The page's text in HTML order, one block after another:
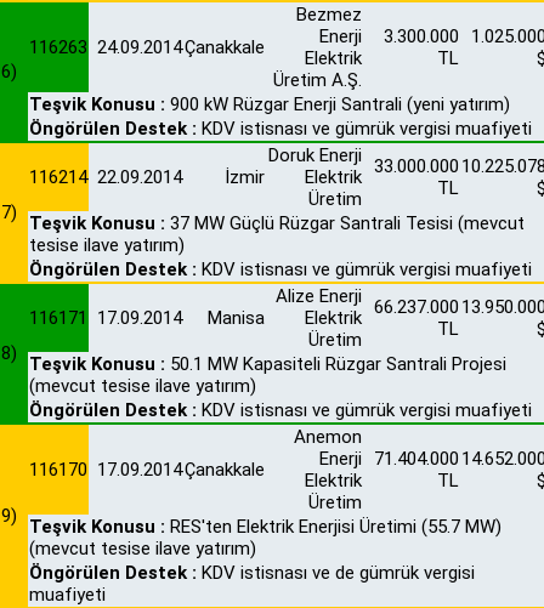
6)
116263 24.09.2014Çanakkale
Bezmez
Enerji
Elektrik
Üretim A.Ş.
3.300.000
TL
Teşvik Konusu : 900 kW Rüzgar Enerji Santrali (yeni yatırım)
Öngörülen Destek : KDV istisnası ve gümrük vergisi muafiyeti
7)
116214 22.09.2014 İzmir
Doruk Enerji
Elektrik
Üretim
33.000.000
TL
Teşvik Konusu : 37 MW Güçlü Rüzgar Santrali Tesisi (mevcut
tesise ilave yatırım)
Öngörülen Destek : KDV istisnası ve gümrük vergisi muafiyeti
8)
116171 17.09.2014 Manisa
Alize Enerji
Elektrik
Üretim
66.237.000
TL
Teşvik Konusu : 50.1 MW Kapasiteli Rüzgar Santrali Projesi
(mevcut tesise ilave yatırım)
Öngörülen Destek : KDV istisnası ve gümrük vergisi muafiyeti
9)
116170 17.09.2014Çanakkale
Anemon
Enerji
Elektrik
Üretim
71.404.000
TL
Teşvik Konusu : RES'ten Elektrik Enerjisi Üretimi (55.7 MW)
(mevcut tesise ilave yatırım)
Öngörülen Destek : KDV istisnası ve de gümrük vergisi
muafiyeti